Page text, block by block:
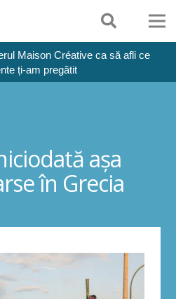
Maison Créative ca să afli ce
ți-am pregătit
aşa
în Grecia